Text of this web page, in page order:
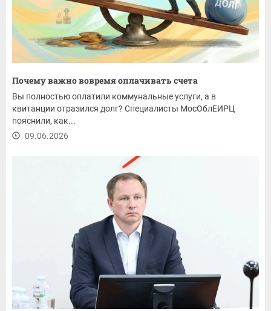
Почему важно вовремя оплачивать счета
Вы полностью оплатили коммунальные услуги, а в
квитанции отразился долг? Специалисты МосОблЕИРЦ
пояснили, как...
09.06.2026